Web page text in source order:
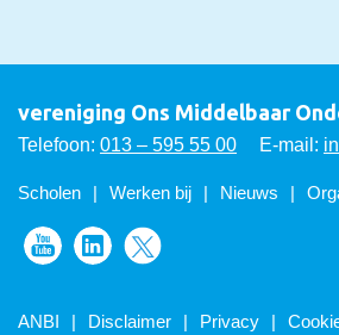
vereniging Ons Middelbaar
Telefoon: 013 – 595 55 00 E-mail:
Scholen Werken bij Nieuws
Volg ons op Youtube
Volg ons op LinkedIn
ANBI Disclaimer Privacy